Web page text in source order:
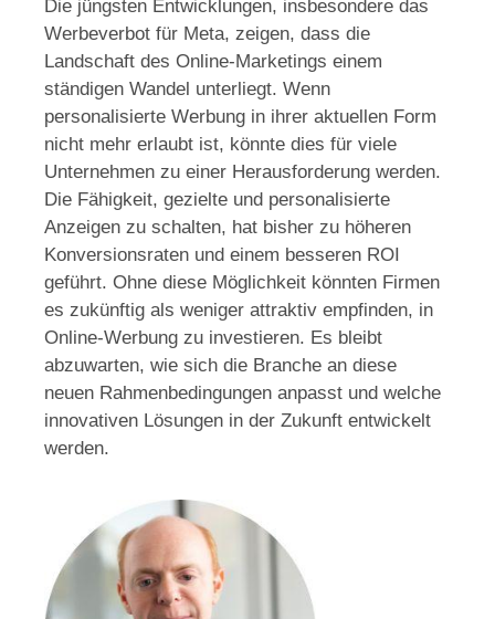
Die jüngsten Entwicklungen, insbesondere das
Werbeverbot für Meta, zeigen, dass die
Landschaft des Online-Marketings einem
ständigen Wandel unterliegt. Wenn
personalisierte Werbung in ihrer aktuellen Form
nicht mehr erlaubt ist, könnte dies für viele
Unternehmen zu einer Herausforderung werden.
Die Fähigkeit, gezielte und personalisierte
Anzeigen zu schalten, hat bisher zu höheren
Konversionsraten und einem besseren ROI
geführt. Ohne diese Möglichkeit könnten Firmen
es zukünftig als weniger attraktiv empfinden, in
Online-Werbung zu investieren. Es bleibt
abzuwarten, wie sich die Branche an diese
neuen Rahmenbedingungen anpasst und welche
innovativen Lösungen in der Zukunft entwickelt
werden.